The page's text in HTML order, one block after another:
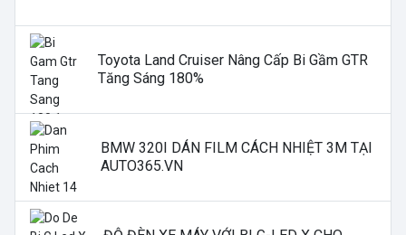
Toyota Land Cruiser Nâng Cấp Bi Gầm GTR
Tăng Sáng 180%
BMW 320I DÁN FILM CÁCH NHIỆT 3M TẠI
AUTO365.VN